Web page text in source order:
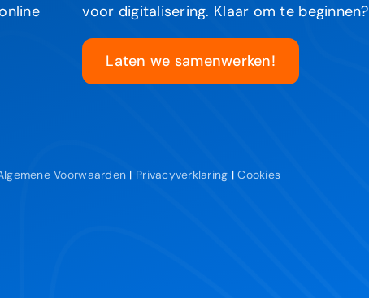
voor digitalisering. Klaar om te beginnen?
Laten we samenwerken!
Voorwaarden | Privacyverklaring |Cookies